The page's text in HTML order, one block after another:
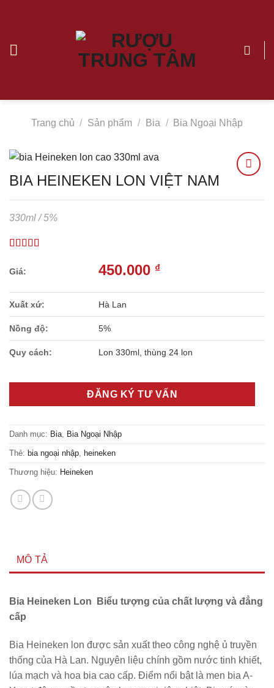
dung
Trang chủ / Sản phẩm / Bia / Bia Ngoại Nhập
BIA HEINEKEN LON VIỆT NAM
330ml / 5%
450.000 ₫
Xuất xứ: Hà Lan
Nồng độ: 5%
Quy cách: Lon 330ml, thùng 24 lon
ĐĂNG KÝ TƯ VẤN
Danh mục: Bia, Bia Ngoại Nhập
Thẻ: bia ngoại nhập, heineken
Thương hiệu: Heineken
MÔ TẢ
Bia Heineken Lon Biểu tượng của chất lượng và đẳng
cấp
Bia Heineken lon được sản xuất theo công nghệ ủ truyền
thống của Hà Lan. Nguyên liệu chính gồm nước tinh khiết,
lúa mạch và hoa bia cao cấp. Điểm nổi bật là men bia A-